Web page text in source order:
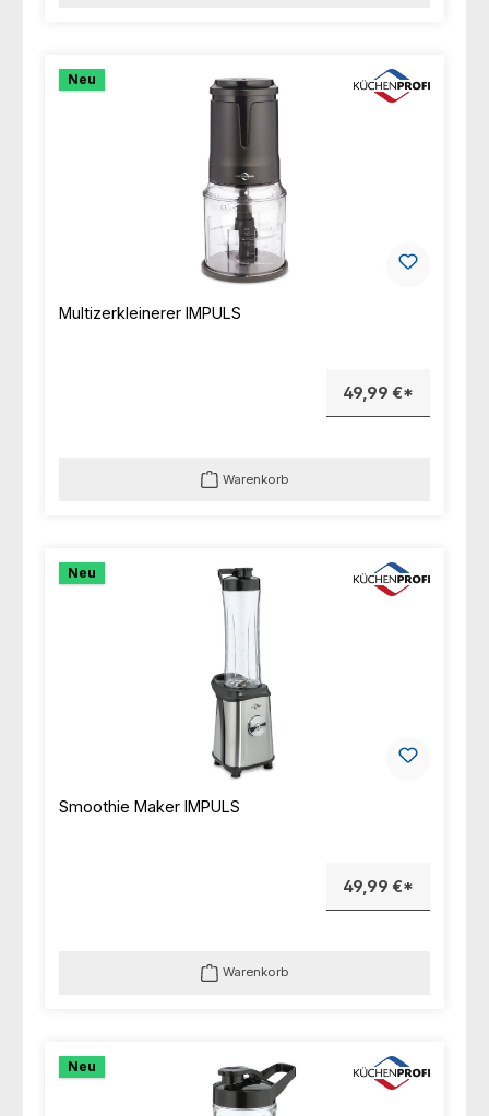
Neu
Multizerkleinerer IMPULS
49,99 €*
Warenkorb
Neu
Smoothie Maker IMPULS
49,99 €*
Warenkorb
Neu